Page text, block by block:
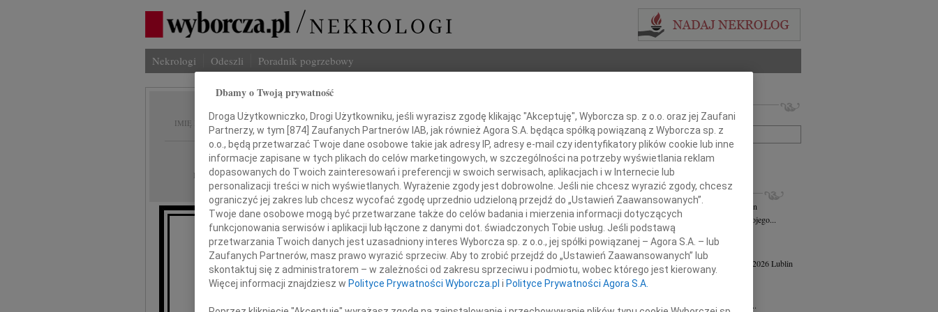
Nekrologi Odeszli Poradnik pogrzebowy
IMIĘ I NAZWISKO: Jadwiga Mich
REGION: Lublin
DATA EMISJI: 11.10.2016
Imię i nazwisko lub numer ogłoszenia:
+ szukanie zaawansowane
INNE NEKROLOGI
Marian Maks Jelenkowski 04.08.2026
Lublin
Z głębokim żalem zawiadamiam o śmierci mojego...
Andrzej Szostek 27.07.2026
Dnia 21 lipca 2026 roku zmarł Ks. prof. dr...
Danuta Powiłańska - Mazur
17.04.2026Lublin
W dniu 14 kwietnia 2026 roku zmarła,...
Jerzy Strużyna
W dniu 11 lutego 2026 roku w wieku 82 lat...
Dbamy o Twoją prywatność
Droga Użytkowniczko, Drogi Użytkowniku, jeśli wyrazisz zgodę klikając "Akceptuję", Wyborcza sp. z o.o. oraz jej Zaufani
Partnerzy, w tym [874] Zaufanych Partnerów IAB, jak również Agora S.A. będąca spółką powiązaną z Wyborcza sp. z
o.o., będą przetwarzać Twoje dane osobowe takie jak adresy IP, adresy e-mail czy identyfikatory plików cookie lub inne
informacje zapisane w tych plikach do celów marketingowych, w szczególności na potrzeby wyświetlania reklam
dopasowanych do Twoich zainteresowań i preferencji w swoich serwisach, aplikacjach i w Internecie lub
personalizacji treści w nich wyświetlanych. Wyrażenie zgody jest dobrowolne. Jeśli nie chcesz wyrazić zgody, chcesz
ograniczyć jej zakres lub chcesz wycofać zgodę uprzednio udzieloną przejdź do „Ustawień Zaawansowanych”.
Twoje dane osobowe mogą być przetwarzane także do celów badania i mierzenia informacji dotyczących
funkcjonowania serwisów i aplikacji lub łączone z danymi dot. świadczonych Tobie usług. Jeśli podstawą
przetwarzania Twoich danych jest uzasadniony interes Wyborcza sp. z o.o., jej spółki powiązanej – Agora S.A. – lub
Zaufanych Partnerów, masz prawo wyrazić sprzeciw. Aby to zrobić przejdź do „Ustawień Zaawansowanych” lub
skontaktuj się z administratorem – w zależności od zakresu sprzeciwu i podmiotu, wobec którego jest kierowany.
Więcej informacji znajdziesz w Polityce Prywatności Wyborcza.pl i Polityce Prywatności Agora S.A.